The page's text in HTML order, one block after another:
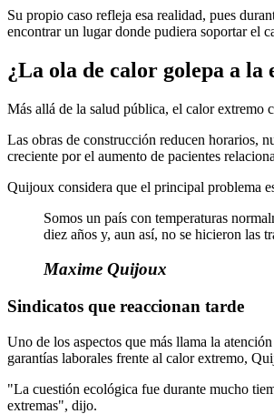
Su propio caso refleja esa realidad, pues
encontrar un lugar donde pudiera soportar el
¿La ola de calor golepa a la
Más allá de la salud pública, el calor extremo
Las obras de construcción reducen horarios,
creciente por el aumento de pacientes
Quijoux considera que el principal problema
Somos un país con temperaturas
diez años y, aun así, no se hicieron las
Maxime Quijoux
Sindicatos que reaccionan tarde
Uno de los aspectos que más llama la
garantías laborales frente al calor extremo,
"La cuestión ecológica fue durante mucho
extremas", dijo.